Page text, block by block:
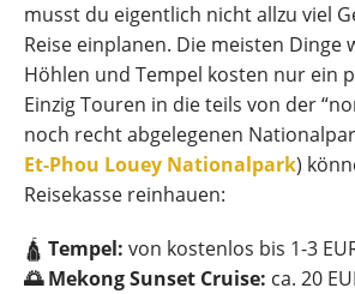
musst du eigentlich nicht allzu viel
Reise einplanen. Die meisten Dinge
Höhlen und Tempel kosten nur ein
Einzig Touren in die teils von der
noch recht abgelegenen
Et-Phou Louey Nationalpark)
Reisekasse reinhauen:
🛕 Tempel: von kostenlos bis 1-3
🌅 Mekong Sunset Cruise: ca. 20